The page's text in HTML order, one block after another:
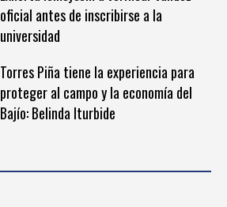
oficial antes de inscribirse a la
universidad
Torres Piña tiene la experiencia para
proteger al campo y la economía del
Bajío: Belinda Iturbide